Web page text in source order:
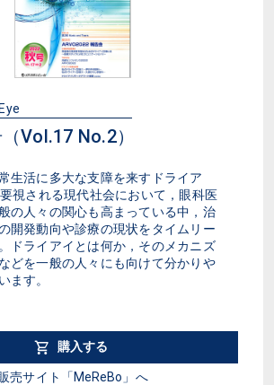
Vol.17 No.2）
生活に多大な支障を来すドライア
視される現代社会において，眼科医
の人々の関心も高まっている中，治
開発動向や診療の現状をタイムリー
ドライアイとは何か，そのメカニズ
どを一般の人々にも向けて分かりや
ます。
購入する
売サイト「MeReBo」へ